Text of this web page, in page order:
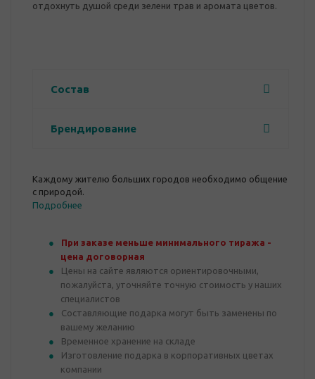
отдохнуть душой среди зелени трав и аромата цветов.
Состав
Брендирование
Каждому жителю больших городов необходимо общение
с природой.
Подробнее
При заказе меньше минимального тиража -
цена договорная
Цены на сайте являются ориентировочными,
пожалуйста, уточняйте точную стоимость у наших
специалистов
Составляющие подарка могут быть заменены по
вашему желанию
Временное хранение на складе
Изготовление подарка в корпоративных цветах
компании